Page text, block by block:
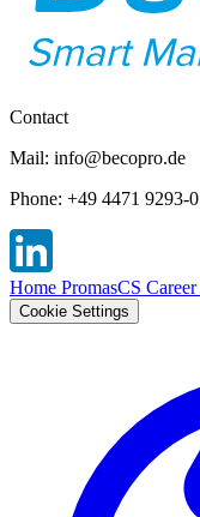
Contact
Mail: info@becopro.de
Phone: +49 4471 9293-0
Home PromasCS Career
Cookie Settings